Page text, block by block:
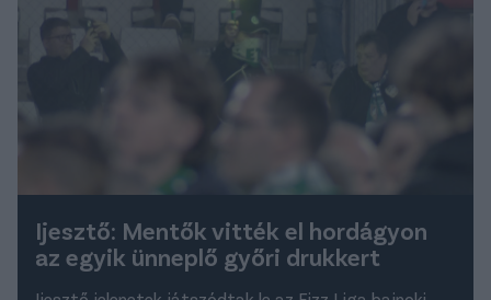
Ijesztő: Mentők vitték el hordágyon
az egyik ünneplő győri drukkert